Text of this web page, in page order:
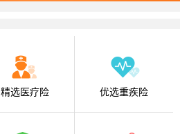
精选医疗险 优选重疾险